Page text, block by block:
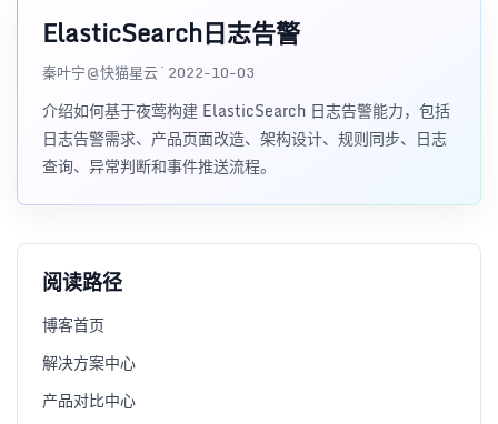
ElasticSearch日志告警
秦叶宁@快猫星云 · 2022-10-03
介绍如何基于夜莺构建 ElasticSearch 日志告警能力，包括
日志告警需求、产品页面改造、架构设计、规则同步、日志
查询、异常判断和事件推送流程。
阅读路径
博客首页
解决方案中心
产品对比中心